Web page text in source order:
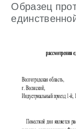
Образец